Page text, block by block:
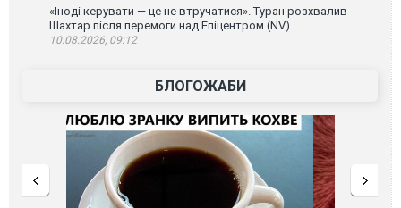
«Іноді керувати — це не втручатися». Туран розхвалив
Шахтар після перемоги над Епіцентром (NV)
10.08.2026, 09:12
БЛОГОЖАБИ